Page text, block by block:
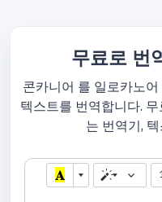
무료로 번
콘카니어 를 일로카노
텍스트를 번역합니다.
는 번역기,